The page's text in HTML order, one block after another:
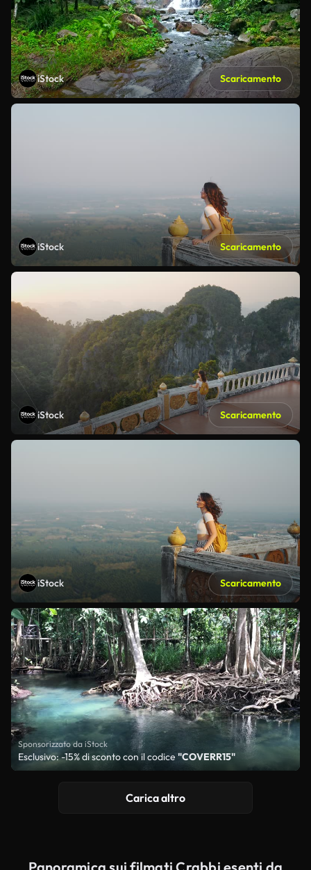
iStock Scaricamento
iStock Scaricamento
iStock Scaricamento
iStock Scaricamento
Sponsorizzato da iStock
Esclusivo: -15% di sconto con il codice "COVERR15"
Carica altro